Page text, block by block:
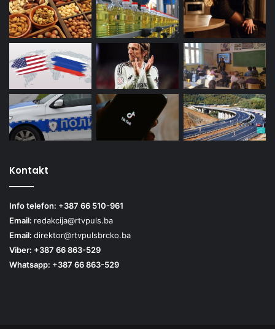
Kontakt
Info telefon: +387 66 510-961
Email: redakcija@rtvpuls.ba
Email: direktor@rtvpulsbrcko.ba
Viber: +387 66 863-529
Whatsapp: +387 66 863-529